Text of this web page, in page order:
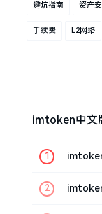
避坑指南 资产
手续费 L2网络
imtoken中文